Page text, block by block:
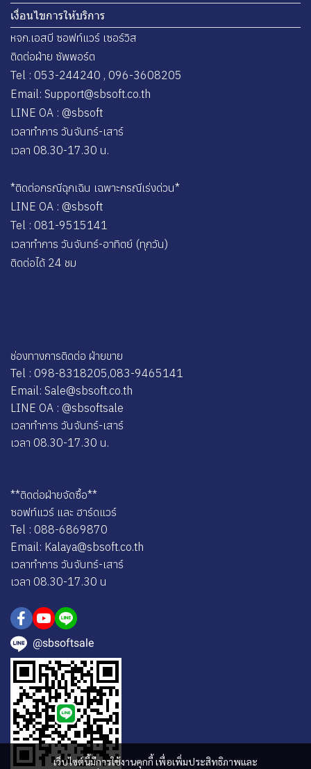
เว็บไซต์นี้มีการใช้งานคุกกี้ เพื่อเพิ่มประสิทธิภาพและ
เงื่อนไขการให้บริการ
หจก.เอสบี ซอฟท์แวร์ เซอร์วิส
ติดต่อฝ่าย ซัพพอร์ต
Tel : 053-244240 , 096-3608205
Email: Support@sbsoft.co.th
LINE OA : @sbsoft
เวลาทำการ วันจันทร์-เสาร์
เวลา 08.30-17.30 น.
*ติดต่อกรณีฉุกเฉิน เฉพาะกรณีเร่งด่วน*
LINE OA : @sbsoft
Tel : 081-9515141
เวลาทำการ วันจันทร์-อาทิตย์ (ทุกวัน)
ติดต่อได้ 24 ชม
ช่องทางการติดต่อ ฝ่ายขาย
Tel : 098-8318205,083-9465141
Email: Sale@sbsoft.co.th
LINE OA : @sbsoftsale
เวลาทำการ วันจันทร์-เสาร์
เวลา 08.30-17.30 น.
**ติดต่อฝ่ายจัดซื้อ**
ซอฟท์แวร์ และ ฮาร์ดแวร์
Tel : 088-6869870
Email: Kalaya@sbsoft.co.th
เวลาทำการ วันจันทร์-เสาร์
เวลา 08.30-17.30 น
@sbsoftsale